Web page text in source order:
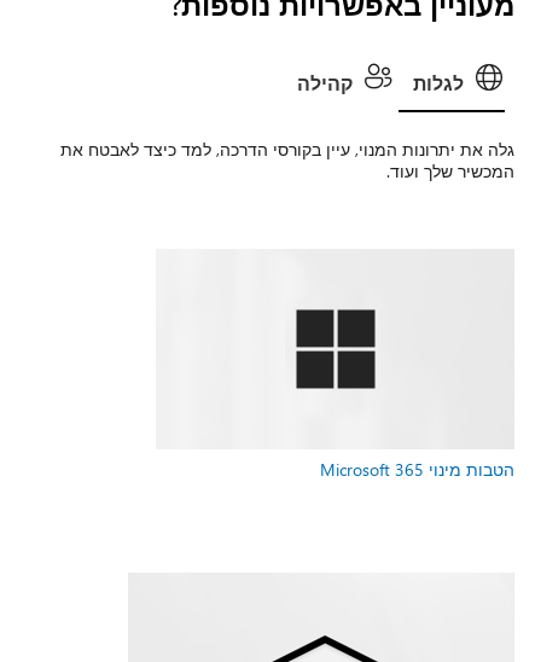
לגלות קהילה
גלה את יתרונות המנוי, עיין בקורסי הדרכה, למד כיצד לאבטח את
המכשיר שלך ועוד.
הטבות מינוי Microsoft 365